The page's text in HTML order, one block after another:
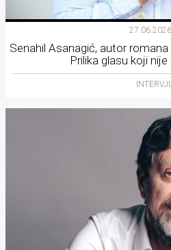
27.06.2026.
Senahil Asanagić, autor romana
Prilika glasu koji